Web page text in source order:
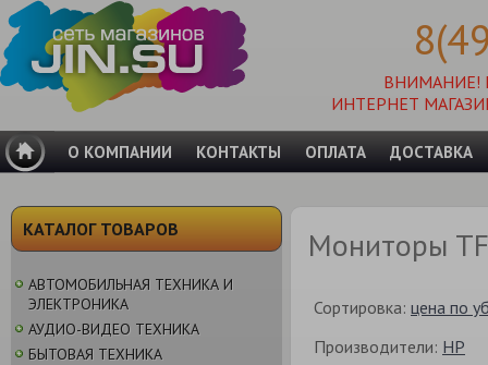
ВНИМАНИЕ!
ИНТЕРНЕТ
О КОМПАНИИ КОНТАКТЫ ОПЛАТА ДОСТАВКА
КАТАЛОГ ТОВАРОВ
АВТОМОБИЛЬНАЯ ТЕХНИКА И
ЭЛЕКТРОНИКА
АУДИО-ВИДЕО ТЕХНИКА
БЫТОВАЯ ТЕХНИКА
Мониторы
Сортировка: цена по
Производители: HP